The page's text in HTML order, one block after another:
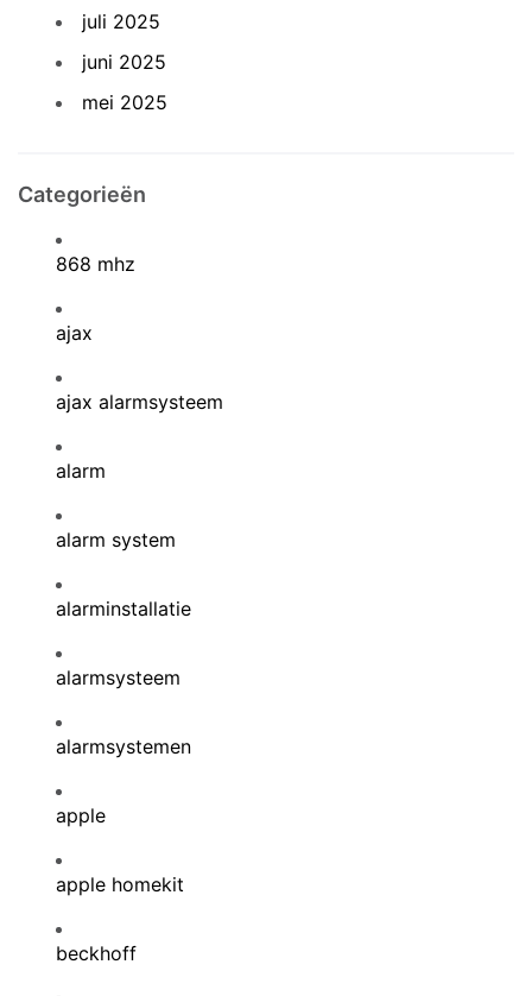
juli 2025
juni 2025
mei 2025
Categorieën
868 mhz
ajax
ajax alarmsysteem
alarm
alarm system
alarminstallatie
alarmsysteem
alarmsystemen
apple
apple homekit
beckhoff